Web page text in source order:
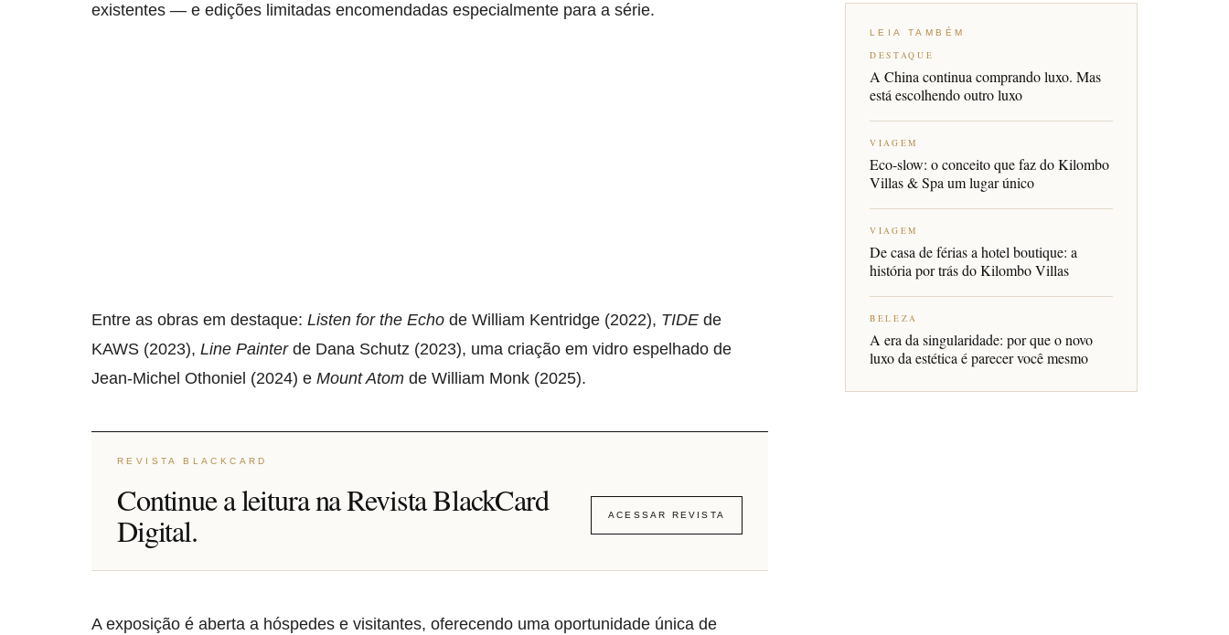
existentes — e edições limitadas encomendadas especialmente para a série.
Entre as obras em destaque: Listen for the Echo de William Kentridge (2022), TIDE de
KAWS (2023), Line Painterde Dana Schutz (2023), uma criação em vidro espelhado de
Jean-Michel Othoniel (2024) e Mount Atom de William Monk (2025).
REVISTA BLACKCARD
Continue a leitura na Revista BlackCard
Digital. ACESSAR REVISTA
A exposição é aberta a hóspedes e visitantes, oferecendo uma oportunidade única de
LEIA TAMBÉM
DESTAQUE
A China continua comprando luxo. Mas
está escolhendo outro luxo
VIAGEM
Eco-slow: o conceito que faz do Kilombo
Villas & Spa um lugar único
VIAGEM
De casa de férias a hotel boutique: a
história por trás do Kilombo Villas
BELEZA
A era da singularidade: por que o novo
luxo da estética é parecer você mesmo